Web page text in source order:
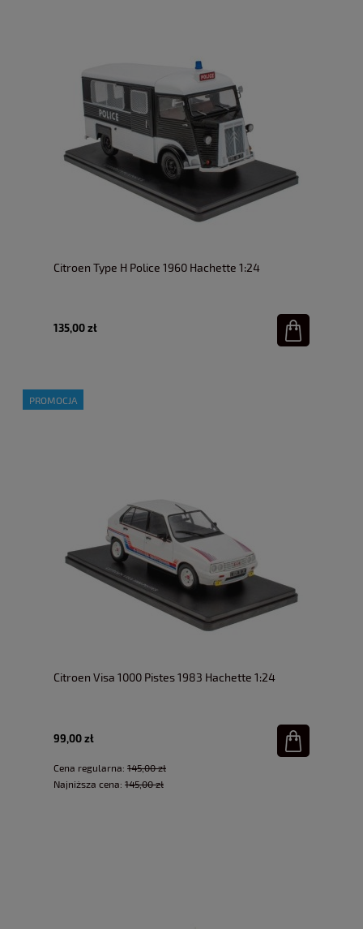
Citroen Type H Police 1960 Hachette 1:24
135,00 zł
Citroen Visa 1000 Pistes 1983 Hachette 1:24
99,00 zł
Cena regularna: 145,00 zł
Najniższa cena: 145,00 zł
PROMOCJA